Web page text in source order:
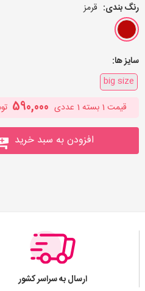
رنگ بندی: قرمز
سایز ها:
big size
قیمت 1 بسته 1 عددی 590,000
افزودن به سبد خرید
ارسال به سراسر کشور